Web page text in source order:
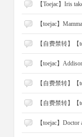
【Toejac】Iris
【toejac】
【自费禁转】【
【toejac】
【自费禁转】【
【自费禁转】【
【toejac】